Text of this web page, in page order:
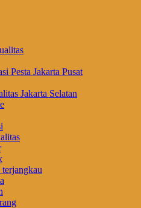
Pesta Jakarta Pusat
Jakarta Selatan